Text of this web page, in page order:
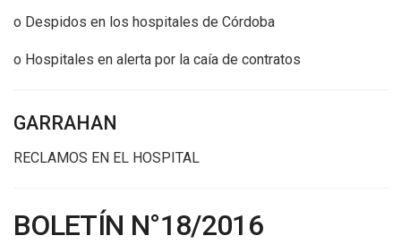
o Despidos en los hospitales de Córdoba
o Hospitales en alerta por la caía de contratos
GARRAHAN
RECLAMOS EN EL HOSPITAL
BOLETÍN N°18/2016